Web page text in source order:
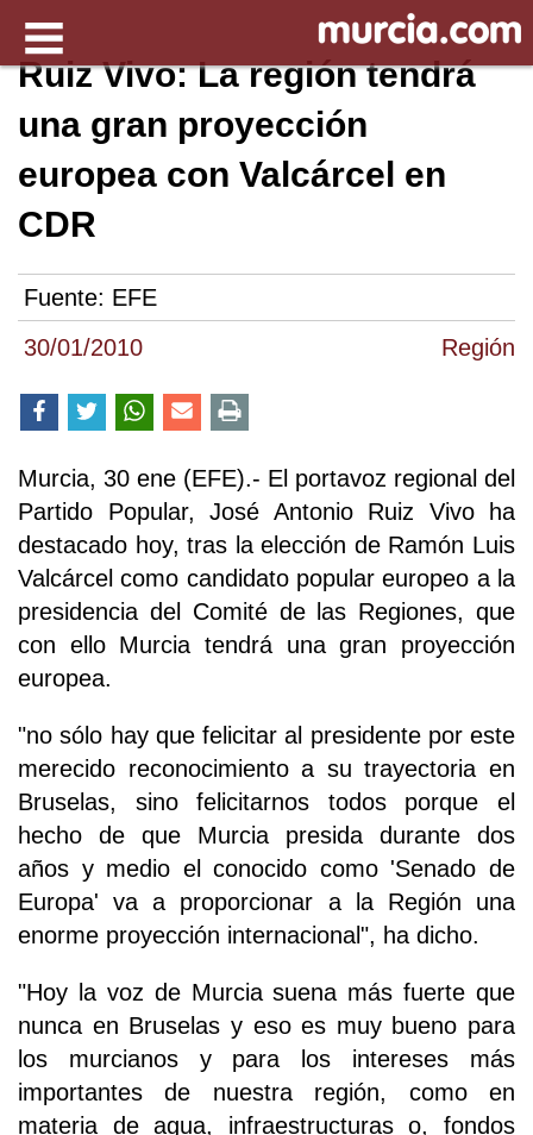
30/01/2010 Región
Ruiz Vivo: La región tendrá
una gran proyección
europea con Valcárcel en
CDR
Fuente: EFE
Murcia, 30 ene (EFE).- El portavoz regional del
Partido Popular, José Antonio Ruiz Vivo ha
destacado hoy, tras la elección de Ramón Luis
Valcárcel como candidato popular europeo a la
presidencia del Comité de las Regiones, que
con ello Murcia tendrá una gran proyección
europea.
"no sólo hay que felicitar al presidente por este
merecido reconocimiento a su trayectoria en
Bruselas, sino felicitarnos todos porque el
hecho de que Murcia presida durante dos
años y medio el conocido como 'Senado de
Europa' va a proporcionar a la Región una
enorme proyección internacional", ha dicho.
"Hoy la voz de Murcia suena más fuerte que
nunca en Bruselas y eso es muy bueno para
los murcianos y para los intereses más
importantes de nuestra región, como en
materia de agua, infraestructuras o, fondos